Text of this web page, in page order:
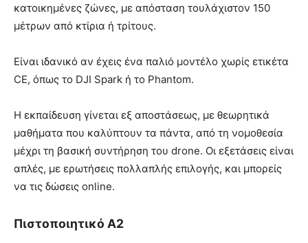
κατοικημένες ζώνες, με απόσταση τουλάχιστον 150
μέτρων από κτίρια ή τρίτους.
Είναι ιδανικό αν έχεις ένα παλιό μοντέλο χωρίς ετικέτα
CE, όπως το DJI Spark ή το Phantom.
Η εκπαίδευση γίνεται εξ αποστάσεως, με θεωρητικά
μαθήματα που καλύπτουν τα πάντα, από τη νομοθεσία
μέχρι τη βασική συντήρηση του drone. Οι εξετάσεις είναι
απλές, με ερωτήσεις πολλαπλής επιλογής, και μπορείς
να τις δώσεις online.
Πιστοποιητικό Α2